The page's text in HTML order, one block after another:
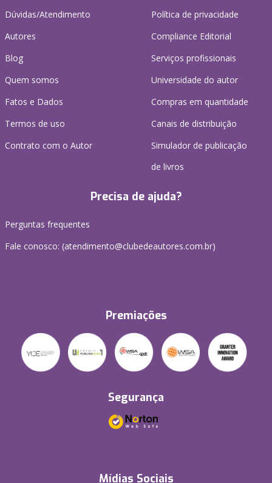
Dúvidas/Atendimento
Autores
Blog
Quem somos
Fatos e Dados
Termos de uso
Contrato com o Autor
Política de privacidade
Compliance Editorial
Serviços profissionais
Universidade do autor
Compras em quantidade
Canais de distribuição
Simulador de publicação
de livros
Precisa de ajuda?
Perguntas frequentes
Fale conosco: (atendimento@clubedeautores.com.br)
Premiações
Segurança
Mídias Sociais